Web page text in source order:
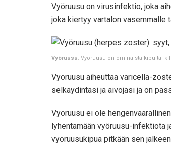
Vyöruusu on virusinfektio, joka
joka kiertyy vartalon vasemmalle
Vyöruusu. Vyöruusu on ominaista kipu tai
Vyöruusu aiheuttaa varicella-
selkäydintäsi ja aivojasi ja on
Vyöruusu ei ole
lyhentämään vyöruusu-infektiota
vyöruusukipua pitkään sen